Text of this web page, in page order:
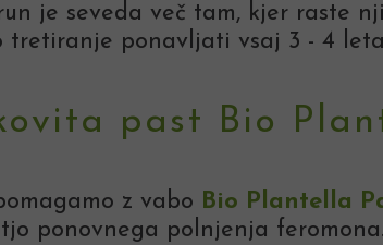
je seveda več tam, kjer raste
ponavljati vsaj 3 - 4
past Bio
z vabo Bio Plantella
ponovnega polnjenja